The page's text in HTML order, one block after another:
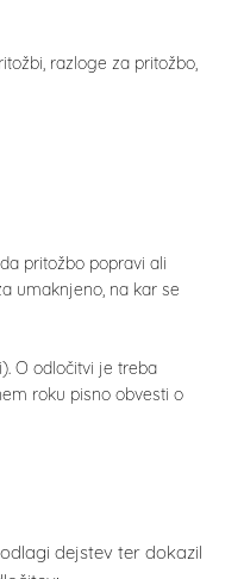
razloge za pritožbo,
pritožbo popravi ali
umaknjeno, na kar se
O odločitvi je treba
roku pisno obvesti o
dejstev ter dokazil